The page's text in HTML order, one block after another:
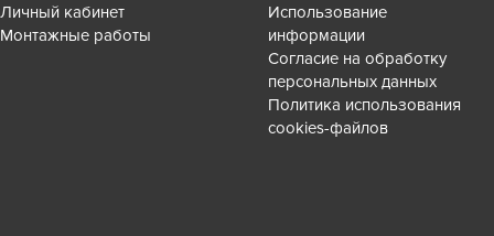
Личный кабинет
Монтажные работы
Использование
информации
Согласие на обработку
персональных данных
Политика использования
cookies-файлов